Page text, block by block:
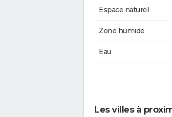
Espace naturel
Zone humide
Eau
Les villes à